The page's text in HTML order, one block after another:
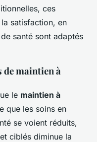
ces
satisfaction, en
santé sont adaptés
de maintien à
le maintien à
que les soins en
se voient réduits,
ciblés diminue la